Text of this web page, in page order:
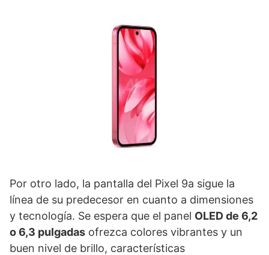
Por otro lado, la pantalla del Pixel 9a sigue la
línea de su predecesor en cuanto a dimensiones
y tecnología. Se espera que el panel OLED de 6,2
o 6,3 pulgadas ofrezca colores vibrantes y un
buen nivel de brillo, características